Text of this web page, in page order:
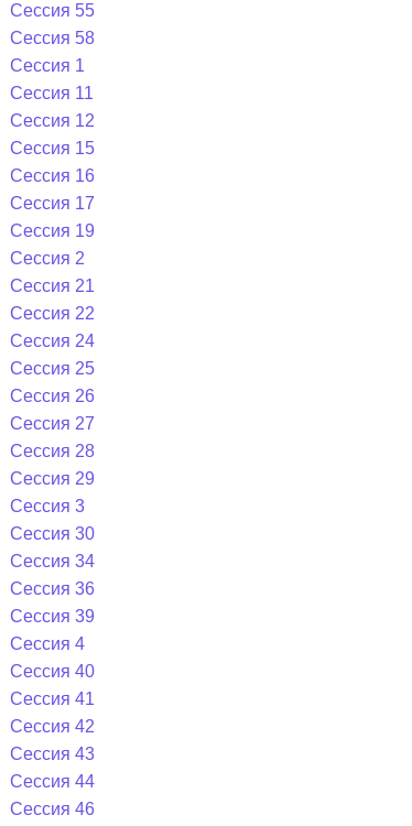
Сессия 55
Сессия 58
Сессия 1
Сессия 11
Сессия 12
Сессия 15
Сессия 16
Сессия 17
Сессия 19
Сессия 2
Сессия 21
Сессия 22
Сессия 24
Сессия 25
Сессия 26
Сессия 27
Сессия 28
Сессия 29
Сессия 3
Сессия 30
Сессия 34
Сессия 36
Сессия 39
Сессия 4
Сессия 40
Сессия 41
Сессия 42
Сессия 43
Сессия 44
Сессия 46